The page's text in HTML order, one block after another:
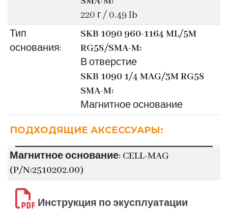
220 г / 0.49 lb
Тип
основания:
SKB 1090 960-1164 ML/5M
RG58/SMA-M:
В отверстие
SKB 1090 1/4 MAG/3M RG58
SMA-M:
Магнитное основание
ПОДХОДЯЩИЕ АКСЕССУАРЫ:
Магнитное основание: CELL-MAG
(P/N:2510202.00)
Инструкция по экусплуатации